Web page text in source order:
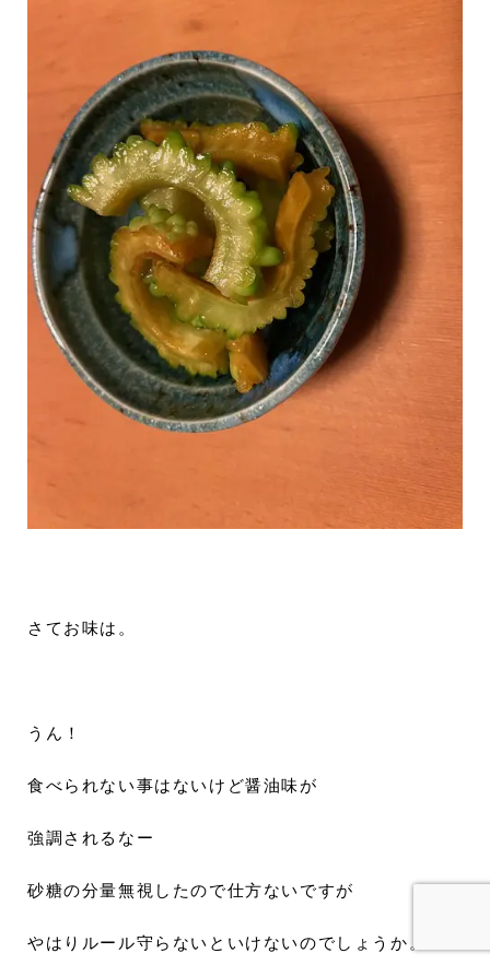
さてお味は。
うん！
食べられない事はないけど醤油味が
強調されるなー
砂糖の分量無視したので仕方ないですが
やはりルール守らないといけないのでしょうか。